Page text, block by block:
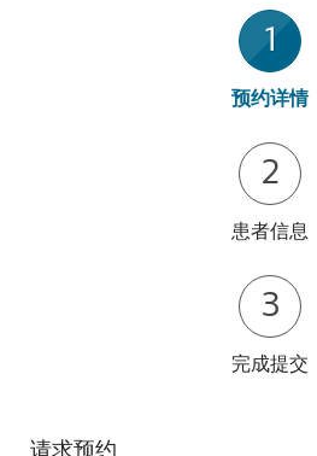
1
预约详情
2
患者信息
3
完成提交
请求预约